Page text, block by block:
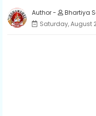
Bhartiya
Saturday, August